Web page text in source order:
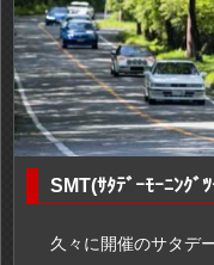
SMT(ｻﾀﾃﾞｰﾓｰﾆﾝｸﾞ
久々に開催のサタデ